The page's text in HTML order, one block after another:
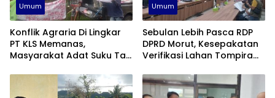
Umum
Konflik Agraria Di Lingkar
PT KLS Memanas,
Masyarakat Adat Suku Taa
Umum
Sebulan Lebih Pasca RDP
DPRD Morut, Kesepakatan
Verifikasi Lahan Tompira